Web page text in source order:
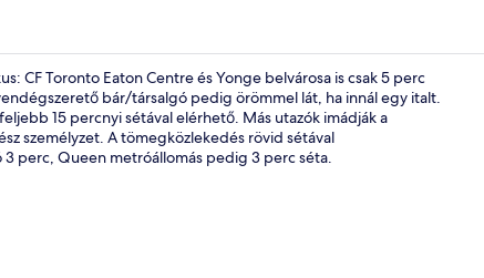
Deluxe
CF Toronto Eaton Centre és Yonge belvárosa is csak 5 perc
bár/társalgó pedig örömmel lát, ha innál egy italt.
15 percnyi sétával elérhető. Más utazók imádják a
személyzet. A tömegközlekedés rövid sétával
perc, Queen metróállomás pedig 3 perc séta.